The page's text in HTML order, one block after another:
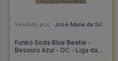
Vendido por: José Maria da Silva Junior - AL
Funko Soda Blue Beetle -
Besouro Azul - DC - Liga da